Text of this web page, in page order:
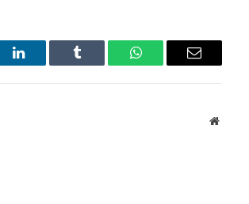
LinkedIn Tumblr WhatsAppEmail
Website